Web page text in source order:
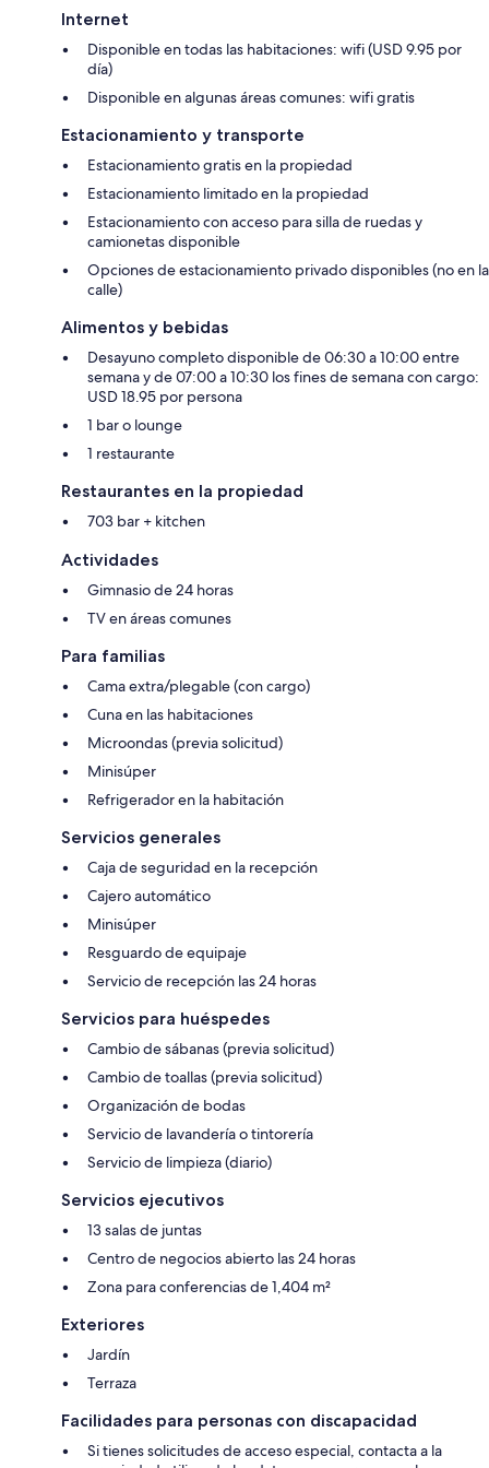
Internet
Disponible en todas las habitaciones: wifi (USD 9.95 por
día)
Disponible en algunas áreas comunes: wifi gratis
Estacionamiento y transporte
Estacionamiento gratis en la propiedad
Estacionamiento limitado en la propiedad
Estacionamiento con acceso para silla de ruedas y
camionetas disponible
Opciones de estacionamiento privado disponibles (no en la
calle)
Alimentos y bebidas
Desayuno completo disponible de 06:30 a 10:00 entre
semana y de 07:00 a 10:30 los fines de semana con cargo:
USD 18.95 por persona
1 bar o lounge
1 restaurante
Restaurantes en la propiedad
703 bar + kitchen
Actividades
Gimnasio de 24 horas
TV en áreas comunes
Para familias
Cama extra/plegable (con cargo)
Cuna en las habitaciones
Microondas (previa solicitud)
Minisúper
Refrigerador en la habitación
Servicios generales
Caja de seguridad en la recepción
Cajero automático
Minisúper
Resguardo de equipaje
Servicio de recepción las 24 horas
Servicios para huéspedes
Cambio de sábanas (previa solicitud)
Cambio de toallas (previa solicitud)
Organización de bodas
Servicio de lavandería o tintorería
Servicio de limpieza (diario)
Servicios ejecutivos
13 salas de juntas
Centro de negocios abierto las 24 horas
Zona para conferencias de 1,404 m²
Exteriores
Jardín
Terraza
Facilidades para personas con discapacidad
Si tienes solicitudes de acceso especial, contacta a la